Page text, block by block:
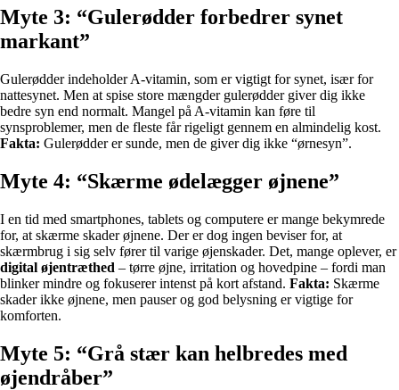
Myte 3: “Gulerødder forbedrer synet
markant”
Gulerødder indeholder A-vitamin, som er vigtigt for synet, især for
nattesynet. Men at spise store mængder gulerødder giver dig ikke
bedre syn end normalt. Mangel på A-vitamin kan føre til
synsproblemer, men de fleste får rigeligt gennem en almindelig kost.
Fakta: Gulerødder er sunde, men de giver dig ikke “ørnesyn”.
Myte 4: “Skærme ødelægger øjnene”
I en tid med smartphones, tablets og computere er mange bekymrede
for, at skærme skader øjnene. Der er dog ingen beviser for, at
skærmbrug i sig selv fører til varige øjenskader. Det, mange oplever, er
digital øjentræthed – tørre øjne, irritation og hovedpine – fordi man
blinker mindre og fokuserer intenst på kort afstand. Fakta: Skærme
skader ikke øjnene, men pauser og god belysning er vigtige for
komforten.
Myte 5: “Grå stær kan helbredes med
øjendråber”